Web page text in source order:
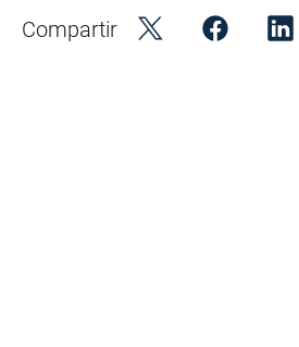
Compartir